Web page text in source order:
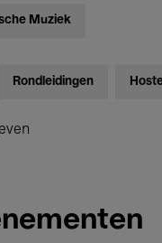
Muziek
Rondleidingen